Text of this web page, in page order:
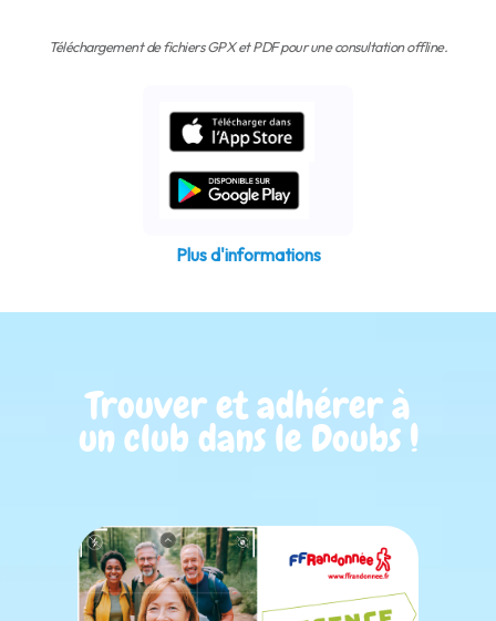
Téléchargement de fichiers GPX et PDF pour une consultation offline.
Plus d'informations
Trouver et adhérer à
un club dans le Doubs !